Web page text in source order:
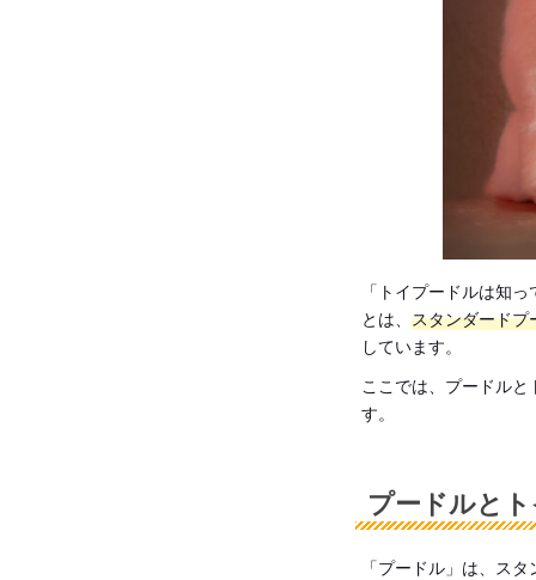
「トイプードルは知
とは、 スタンダードプ
しています。
ここでは、プードル
す。
プードルと
「プードル」は、ス